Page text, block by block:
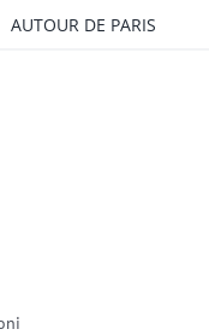
AUTOUR DE PARIS